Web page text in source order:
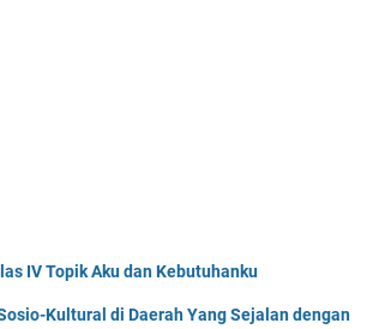
IV Topik Aku dan Kebutuhanku
Kultural di Daerah Yang Sejalan dengan